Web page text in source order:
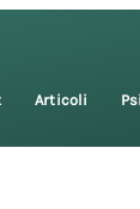
Articoli